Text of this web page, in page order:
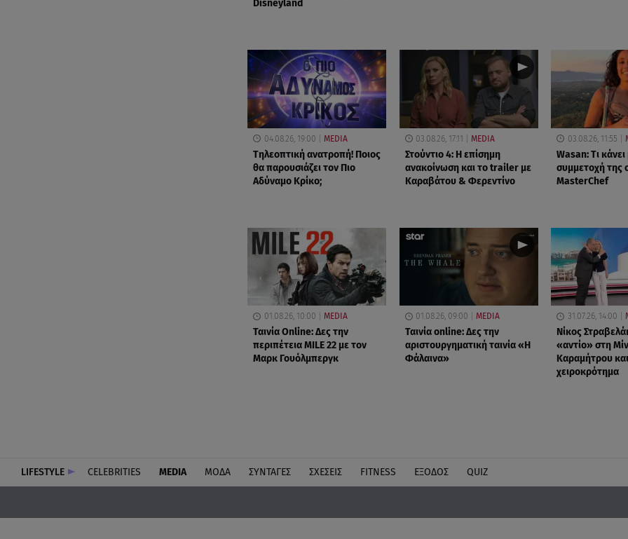
Disneyland
04.08.26, 19:00 MEDIA
Τηλεοπτική ανατροπή! Ποιος
θα παρουσιάζει τον Πιο
Αδύναμο Κρίκο;
03.08.26, 17:11 MEDIA
Στούντιο 4: Η επίσημη
ανακοίνωση και το trailer με
Καραβάτου & Φερεντίνο
03.08.26, 11:55
Wasan: Tι
συμμετοχή της
MasterChef
01.08.26, 10:00 MEDIA
Ταινία Online: Δες την
περιπέτεια MILE 22 με τον
Μαρκ Γουόλμπεργκ
01.08.26, 09:00 MEDIA
Ταινία online: Δες την
αριστουργηματική ταινία «Η
Φάλαινα»
31.07.26, 14:00
Νίκος
«αντίο» στη
Καραμήτρου
χειροκρότημα
LIFESTYLE CELEBRITIES MEDIA ΜΟΔΑ ΣΥΝΤΑΓΕΣ ΣΧΕΣΕΙΣ FITNESS ΕΞΟΔΟΣ QUIZ